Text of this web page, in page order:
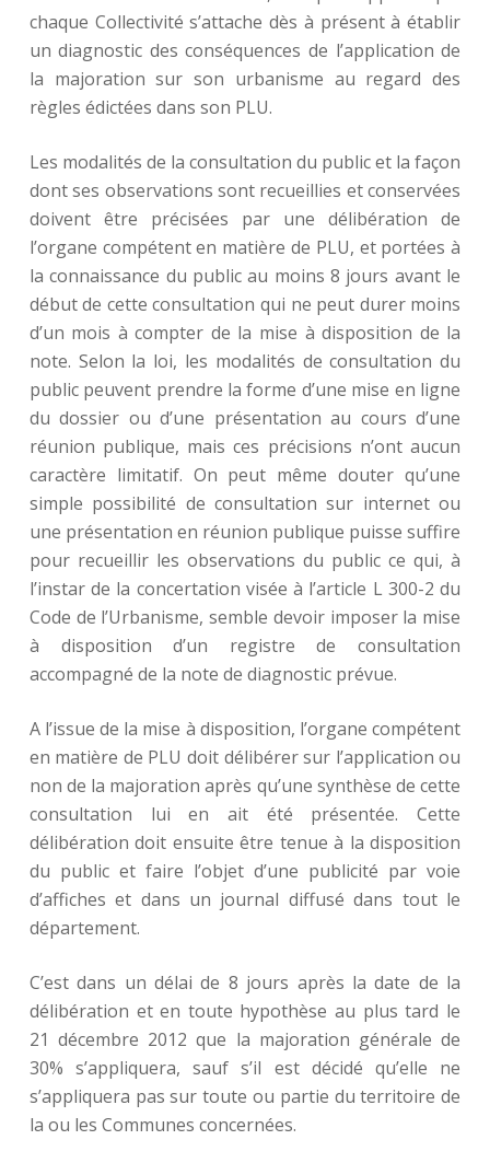
chaque Collectivité s’attache dès à présent à établir
un diagnostic des conséquences de l’application de
la majoration sur son urbanisme au regard des
règles édictées dans son PLU.
Les modalités de la consultation du public et la façon
dont ses observations sont recueillies et conservées
doivent être précisées par une délibération de
l’organe compétent en matière de PLU, et portées à
la connaissance du public au moins 8 jours avant le
début de cette consultation qui ne peut durer moins
d’un mois à compter de la mise à disposition de la
note. Selon la loi, les modalités de consultation du
public peuvent prendre la forme d’une mise en ligne
du dossier ou d’une présentation au cours d’une
réunion publique, mais ces précisions n’ont aucun
caractère limitatif. On peut même douter qu’une
simple possibilité de consultation sur internet ou
une présentation en réunion publique puisse suffire
pour recueillir les observations du public ce qui, à
l’instar de la concertation visée à l’article L 300-2 du
Code de l’Urbanisme, semble devoir imposer la mise
à disposition d’un registre de consultation
accompagné de la note de diagnostic prévue.
A l’issue de la mise à disposition, l’organe compétent
en matière de PLU doit délibérer sur l’application ou
non de la majoration après qu’une synthèse de cette
consultation lui en ait été présentée. Cette
délibération doit ensuite être tenue à la disposition
du public et faire l’objet d’une publicité par voie
d’affiches et dans un journal diffusé dans tout le
département.
C’est dans un délai de 8 jours après la date de la
délibération et en toute hypothèse au plus tard le
21 décembre 2012 que la majoration générale de
30% s’appliquera, sauf s’il est décidé qu’elle ne
s’appliquera pas sur toute ou partie du territoire de
la ou les Communes concernées.